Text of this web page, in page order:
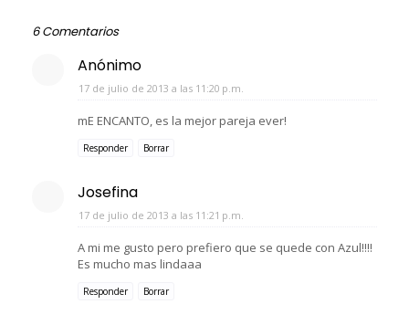
6 Comentarios
Anónimo
17 de julio de 2013 a las 11:20 p.m.
mE ENCANTO, es la mejor pareja ever!
Responder Borrar
Josefina
17 de julio de 2013 a las 11:21 p.m.
A mi me gusto pero prefiero que se quede con Azul!!!!
Es mucho mas lindaaa
Responder Borrar